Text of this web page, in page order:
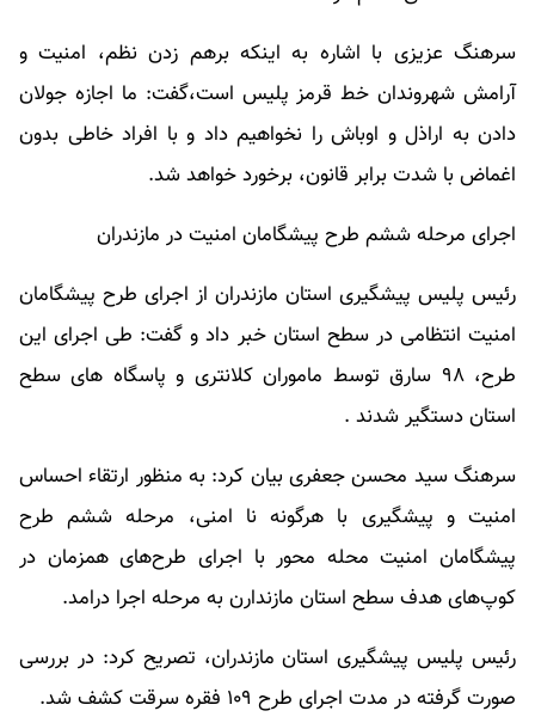
سرهنگ عزیزی با اشاره به اینکه برهم زدن نظم، امنیت و
آرامش شهروندان خط قرمز پلیس است،گفت: ما اجازه جولان
دادن به اراذل و اوباش را نخواهیم داد و با افراد خاطی بدون
اغماض با شدت برابر قانون، برخورد خواهد شد.
اجرای مرحله ششم طرح پیشگامان امنیت در مازندران
رئیس پلیس پیشگیری استان مازندران از اجرای طرح پیشگامان
امنیت انتظامی در سطح استان خبر داد و گفت: طی اجرای این
طرح، ۹۸ سارق توسط ماموران کلانتری و پاسگاه های سطح
استان دستگیر شدند .
سرهنگ سید محسن جعفری بیان کرد: به منظور ارتقاء احساس
امنیت و پیشگیری با هرگونه نا امنی، مرحله ششم طرح
پیشگامان امنیت محله محور با اجرای طرح‌های همزمان در
کوپ‌های هدف سطح استان مازندارن به مرحله اجرا درامد.
رئیس پلیس پیشگیری استان مازندران، تصریح کرد: در بررسی
صورت گرفته در مدت اجرای طرح ۱۰۹ فقره سرقت کشف شد.